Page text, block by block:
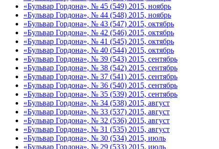
«Бульвар Гордона», № 45 (549) 2015, ноябрь
«Бульвар Гордона», № 44 (548) 2015, ноябрь
«Бульвар Гордона», № 43 (547) 2015, октябрь
«Бульвар Гордона», № 42 (546) 2015, октябрь
«Бульвар Гордона», № 41 (545) 2015, октябрь
«Бульвар Гордона», № 40 (544) 2015, октябрь
«Бульвар Гордона», № 39 (543) 2015, сентябрь
«Бульвар Гордона», № 38 (542) 2015, сентябрь
«Бульвар Гордона», № 37 (541) 2015, сентябрь
«Бульвар Гордона», № 36 (540) 2015, сентябрь
«Бульвар Гордона», № 35 (539) 2015, сентябрь
«Бульвар Гордона», № 34 (538) 2015, август
«Бульвар Гордона», № 33 (537) 2015, август
«Бульвар Гордона», № 32 (536) 2015, август
«Бульвар Гордона», № 31 (535) 2015, август
«Бульвар Гордона», № 30 (534) 2015, июль
«Бульвар Гордона», № 29 (533) 2015, июль